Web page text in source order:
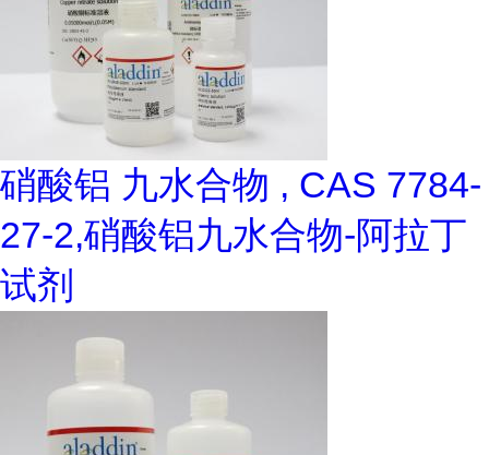
硝酸铝 九水合物 , CAS 7784-
27-2,硝酸铝九水合物-阿拉丁
试剂